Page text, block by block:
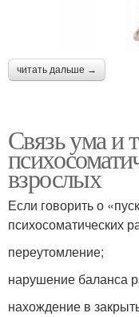
читать дальше →
Связь ума и
взрослых
Если говорить о
психосоматических
переутомление;
нарушение баланса
нахождение в